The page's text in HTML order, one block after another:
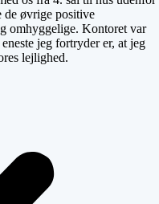
de øvrige positive
omhyggelige. Kontoret var
jeg fortryder er, at jeg
lejlighed.